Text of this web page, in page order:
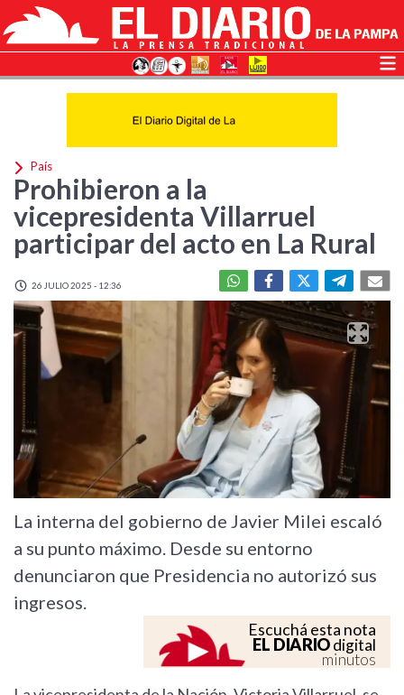
País
Prohibieron a la
vicepresidenta Villarruel
participar del acto en La Rural
26 JULIO 2025 - 12:36
La interna del gobierno de Javier Milei escaló
a su punto máximo. Desde su entorno
denunciaron que Presidencia no autorizó sus
ingresos.
Escuchá esta nota
EL DIARIOdigital
minutos